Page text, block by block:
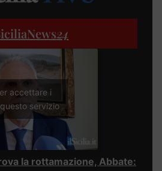
24
accettare i
servizio
la rottamazione, Abbate: